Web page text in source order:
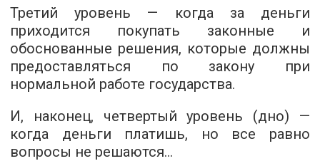
Третий уровень — когда за деньги
приходится покупать законные и
обоснованные решения, которые должны
предоставляться по закону при
нормальной работе государства.
И, наконец, четвертый уровень (дно) —
когда деньги платишь, но все равно
вопросы не решаются…